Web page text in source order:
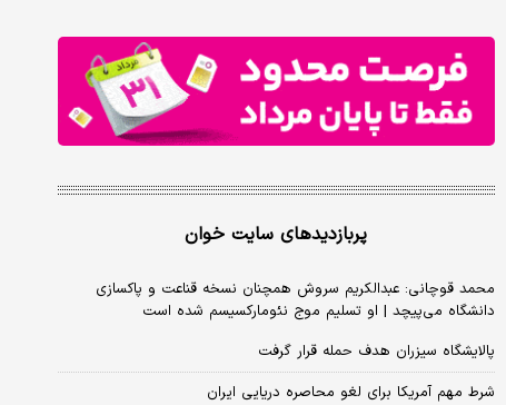
پربازدیدهای سایت خوان
محمد قوچانی: عبدالکریم سروش همچنان نسخه قناعت و پاکسازی
دانشگاه می‌پیچد | او تسلیم موج نئومارکسیسم شده است
پالایشگاه سیزران هدف حمله قرار گرفت
شرط مهم آمریکا برای لغو محاصره دریایی ایران